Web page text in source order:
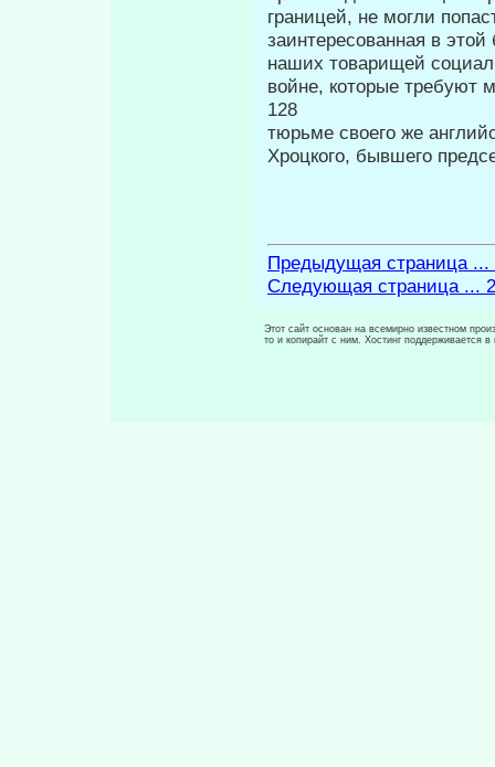
границей, не могли
заинтересованная в
наших товарищей
войне, которые требуют
тюрьме своего же
Хроцкого, бывшего
Предыдущая страница ...
Следующая страница ...
Этот сайт основан на всемирно известном
то и копирайт с ним. Хостинг поддерживается